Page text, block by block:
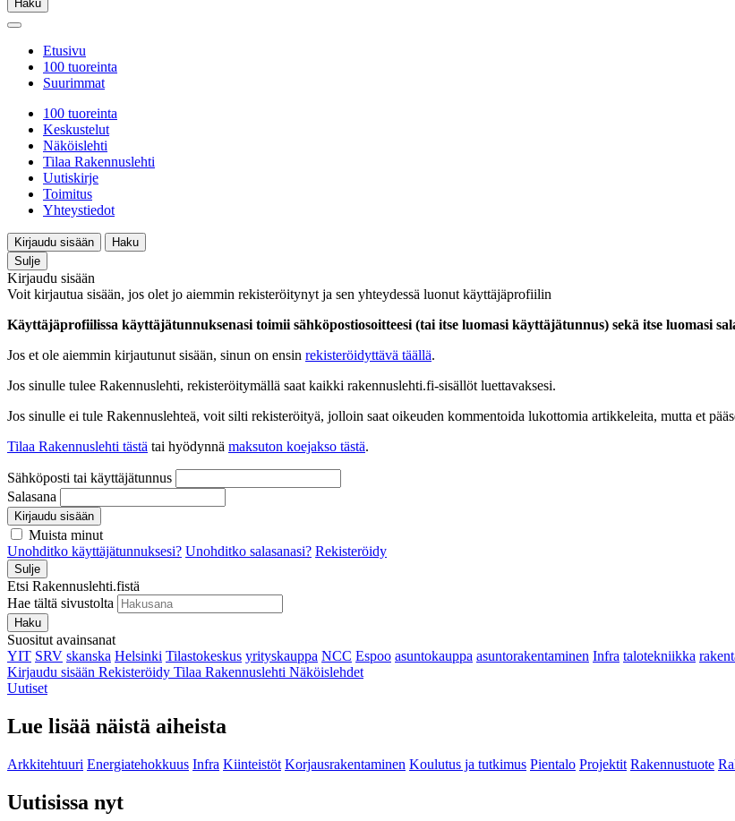
Haku
Etusivu
100 tuoreinta
Suurimmat
100 tuoreinta
Keskustelut
Näköislehti
Tilaa Rakennuslehti
Uutiskirje
Toimitus
Yhteystiedot
Kirjaudu sisään
Haku
Sulje
Kirjaudu sisään
Voit kirjautua sisään, jos olet jo aiemmin rekisteröitynyt ja sen yhteydessä luonut käyttäjäprofiilin
Käyttäjäprofiilissa käyttäjätunnuksenasi toimii sähköpostiosoitteesi (tai itse luomasi käyttäjätunnus) sekä itse luomasi
Jos et ole aiemmin kirjautunut sisään, sinun on ensin rekisteröidyttävä täällä.
Jos sinulle tulee Rakennuslehti, rekisteröitymällä saat kaikki rakennuslehti.fi-sisällöt luettavaksesi.
Jos sinulle ei tule Rakennuslehteä, voit silti rekisteröityä, jolloin saat oikeuden kommentoida lukottomia artikkeleita, mutta et
Tilaa Rakennuslehti tästä tai hyödynnä maksuton koejakso tästä.
Sähköposti tai käyttäjätunnus
Salasana
Kirjaudu sisään
Muista minut
Unohditko käyttäjätunnuksesi? Unohditko salasanasi? Rekisteröidy
Sulje
Etsi Rakennuslehti.fistä
Hae tältä sivustolta
Haku
Suositut avainsanat
YIT SRV skanska Helsinki Tilastokeskus yrityskauppa NCC Espoo asuntokauppa asuntorakentaminen Infra talotekniikka
Kirjaudu sisään Rekisteröidy Tilaa Rakennuslehti Näköislehdet
Uutiset
Lue lisää näistä aiheista
Arkkitehtuuri Energiatehokkuus Infra Kiinteistöt Korjausrakentaminen Koulutus ja tutkimus Pientalo Projektit Rakennustuote
Uutisissa nyt